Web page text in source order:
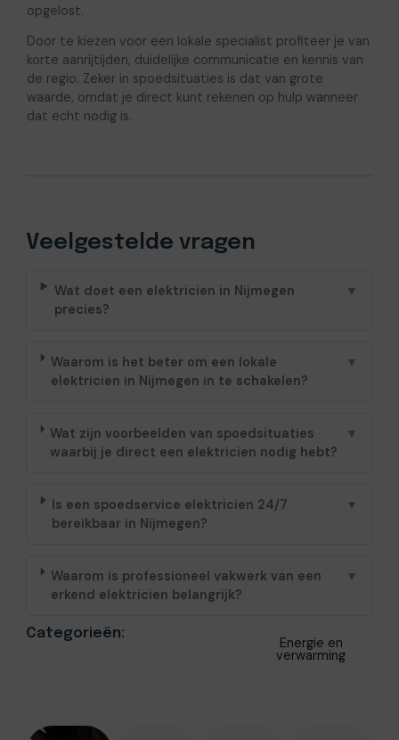
opgelost.
Door te kiezen voor een lokale specialist profiteer je van
korte aanrijtijden, duidelijke communicatie en kennis van
de regio. Zeker in spoedsituaties is dat van grote
waarde, omdat je direct kunt rekenen op hulp wanneer
dat echt nodig is.
Veelgestelde vragen
Wat doet een elektricien in Nijmegen
precies?
▼
Waarom is het beter om een lokale
elektricien in Nijmegen in te schakelen?
▼
Wat zijn voorbeelden van spoedsituaties
waarbij je direct een elektricien nodig hebt?
▼
Is een spoedservice elektricien 24/7
bereikbaar in Nijmegen?
▼
Waarom is professioneel vakwerk van een
erkend elektricien belangrijk?
▼
Categorieën:
Energie en
verwarming